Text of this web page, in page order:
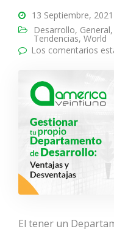
13 Septiembre, 2021
Desarrollo, General,
Tendencias, World
Los comentarios
El tener un